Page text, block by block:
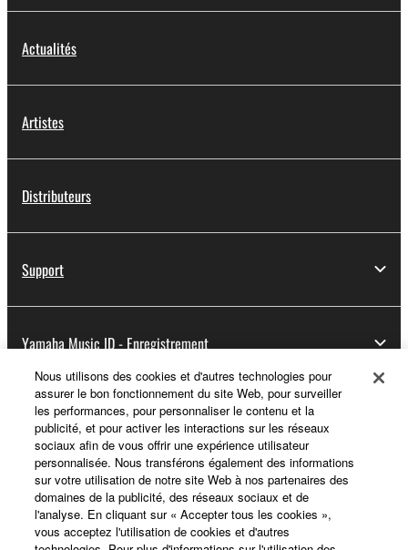
Actualités
Artistes
Distributeurs
Support
Yamaha Music ID - Enregistrement
A propos de Yamaha
France - French
Professionnel
Nous utilisons des cookies et d'autres technologies pour
assurer le bon fonctionnement du site Web, pour surveiller
les performances, pour personnaliser le contenu et la
publicité, et pour activer les interactions sur les réseaux
sociaux afin de vous offrir une expérience utilisateur
personnalisée. Nous transférons également des informations
sur votre utilisation de notre site Web à nos partenaires des
domaines de la publicité, des réseaux sociaux et de
l'analyse. En cliquant sur « Accepter tous les cookies »,
vous acceptez l'utilisation de cookies et d'autres